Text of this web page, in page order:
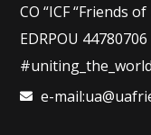
CO “ICF “Friends
EDRPOU 44780706
#uniting_the_world
e-